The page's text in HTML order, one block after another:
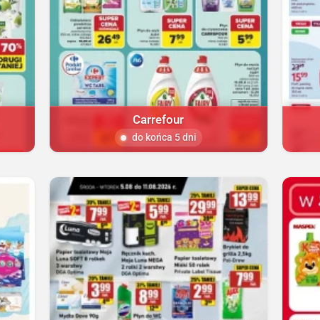
Carrefour
do końca 5 dni